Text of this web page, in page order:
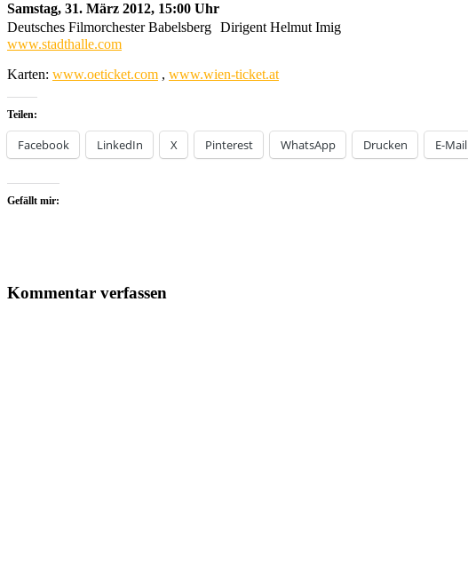
Samstag, 31. März 2012, 15:00 Uhr
Deutsches Filmorchester Babelsberg Dirigent Helmut Imig
www.stadthalle.com
Karten: www.oeticket.com , www.wien-ticket.at
Teilen:
Facebook LinkedIn X Pinterest WhatsApp Drucken E-Mail
Gefällt mir:
Kommentar verfassen